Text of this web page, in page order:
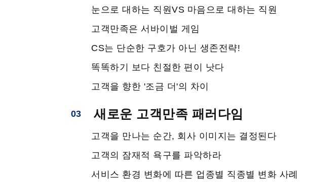
눈으로 대하는 직원VS 마음으로 대하는 직원
고객만족은 서바이벌 게임
CS는 단순한 구호가 아닌 생존전략!
똑똑하기 보다 친절한 편이 낫다
고객을 향한 '조금 더'의 차이
03 새로운 고객만족 패러다임
고객을 만나는 순간, 회사 이미지는 결정된다
고객의 잠재적 욕구를 파악하라
서비스 환경 변화에 따른 업종별 직종별 변화 사례